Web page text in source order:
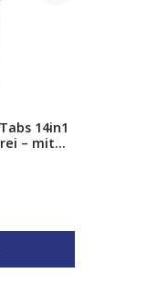
14in1
– mit